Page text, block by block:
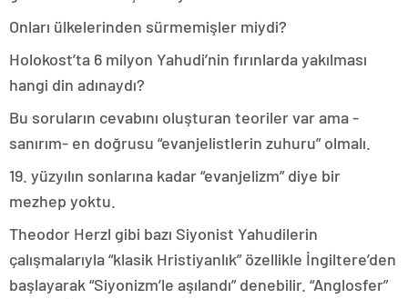
Onları ülkelerinden sürmemişler miydi?
Holokost’ta 6 milyon Yahudi’nin fırınlarda yakılması
hangi din adınaydı?
Bu soruların cevabını oluşturan teoriler var ama -
sanırım- en doğrusu “evanjelistlerin zuhuru” olmalı.
19. yüzyılın sonlarına kadar “evanjelizm” diye bir
mezhep yoktu.
Theodor Herzl gibi bazı Siyonist Yahudilerin
çalışmalarıyla “klasik Hristiyanlık” özellikle İngiltere’den
başlayarak “Siyonizm’le aşılandı” denebilir. “Anglosfer”